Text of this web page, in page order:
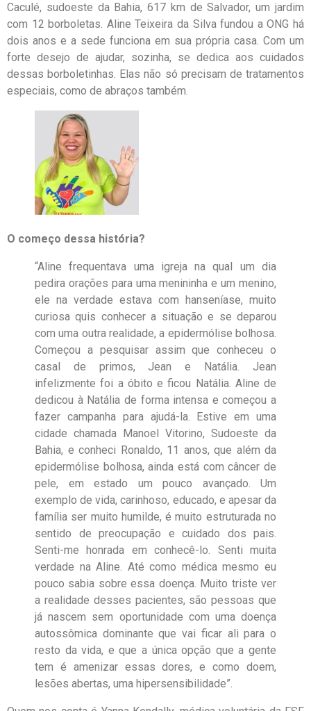
Caculé, sudoeste da Bahia, 617 km de Salvador, um jardim
com 12 borboletas. Aline Teixeira da Silva fundou a ONG há
dois anos e a sede funciona em sua própria casa. Com um
forte desejo de ajudar, sozinha, se dedica aos cuidados
dessas borboletinhas. Elas não só precisam de tratamentos
especiais, como de abraços também.
O começo dessa história?
“Aline frequentava uma igreja na qual um dia
pedira orações para uma menininha e um menino,
ele na verdade estava com hanseníase, muito
curiosa quis conhecer a situação e se deparou
com uma outra realidade, a epidermólise bolhosa.
Começou a pesquisar assim que conheceu o
casal de primos, Jean e Natália. Jean
infelizmente foi a óbito e ficou Natália. Aline de
dedicou à Natália de forma intensa e começou a
fazer campanha para ajudá-la. Estive em uma
cidade chamada Manoel Vitorino, Sudoeste da
Bahia, e conheci Ronaldo, 11 anos, que além da
epidermólise bolhosa, ainda está com câncer de
pele, em estado um pouco avançado. Um
exemplo de vida, carinhoso, educado, e apesar da
família ser muito humilde, é muito estruturada no
sentido de preocupação e cuidado dos pais.
Senti-me honrada em conhecê-lo. Senti muita
verdade na Aline. Até como médica mesmo eu
pouco sabia sobre essa doença. Muito triste ver
a realidade desses pacientes, são pessoas que
já nascem sem oportunidade com uma doença
autossômica dominante que vai ficar ali para o
resto da vida, e que a única opção que a gente
tem é amenizar essas dores, e como doem,
lesões abertas, uma hipersensibilidade”.